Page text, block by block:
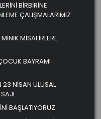
BİRBİRİNE
ÇALIŞMALARIMIZ
MİSAFİRLERE
BAYRAMI
NİSAN ULUSAL
BAŞLATIYORUZ